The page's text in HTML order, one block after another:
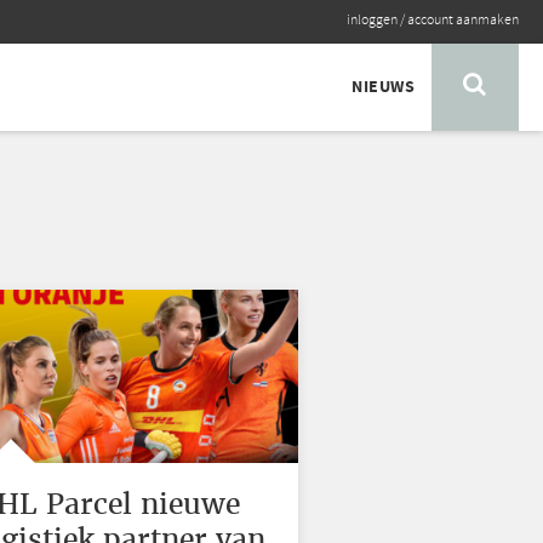
inloggen/account aanmaken
NIEUWS
Parcel nieuwe